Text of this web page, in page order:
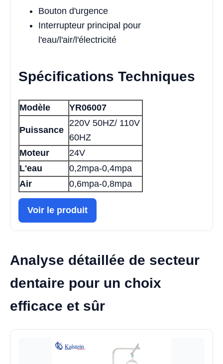
Bouton d'urgence
Interrupteur principal pour
l'eau/l'air/l'électricité
Spécifications Techniques
Modèle YR06007
Puissance
220V 50HZ/ 110V
60HZ
Moteur
24V
L'eau
0,2mpa-0,4mpa
Air
0,6mpa-0,8mpa
Voir le produit
Analyse détaillée de secteur
dentaire pour un choix
efficace et sûr